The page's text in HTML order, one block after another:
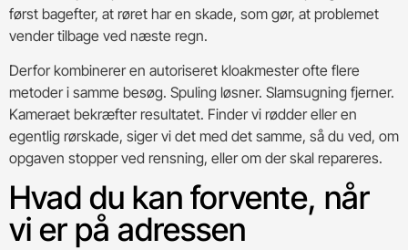
først bagefter, at røret har en skade, som gør, at problemet
vender tilbage ved næste regn.
Derfor kombinerer en autoriseret kloakmester ofte flere
metoder i samme besøg. Spuling løsner. Slamsugning fjerner.
Kameraet bekræfter resultatet. Finder vi rødder eller en
egentlig rørskade, siger vi det med det samme, så du ved, om
opgaven stopper ved rensning, eller om der skal repareres.
Hvad du kan forvente, når
vi er på adressen